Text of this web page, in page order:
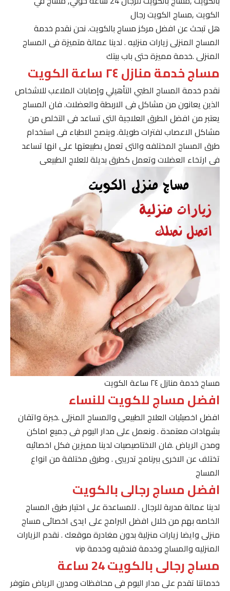
الكويت ,مساج الكويت رجال
هل تبحث عن افضل مركز مساج بالكويت. نحن نقدم خدمة
المساج المنزلى زيارات منزليه . لدينا عمالة متميزة فى المساج
المنزلى .خدمة مميزة حتى باب بيتك
مساج خدمة منازل ٢٤ ساعة الكويت
نقدم خدمة المساج الطبي التأهيلي وإصابات الملاعب للاشخاص
الذين يعانون من مشاكل فى الاربطة والعضلات. فان المساج
يعتبر من افضل الطرق العلاجية التى تساعد فى التخلص من
مشاكل الاعصاب لفترات طويلة. وينصح الاطباء فى استخدام
طرق المساج المختلفه والتى تعمل بطبيعتها على انها تساعد
فى ارتخاء العضلات وتعمل كطرق بديلة للعلاج الطبيعى
مساج خدمة منازل ٢٤ ساعة الكويت
افضل مساج للكويت للنساء
افضل اخصيئيات العلاج الطبيعى والمساج المنزلى .خبرة واتقان
بشهادات معتمدة . ونعمل على مدار اليوم فى جميع اماكن
ومدن الرياض .فان الاختاصيصيات لدينا مميزين فكل اخصائيه
تختلف عن الاخرى ببرنامج تدريبى . وطرق مختلفة من انواع
المساج
افضل مساج رجالى بالكويت
لدينا عمالة مدربة للرجال . للمساعدة على اختيار طرق المساج
الخاصه بهم من خلال افضل البرامج على ايدى اخصائى مساج
منزلى وايضا زيارات منزلية بدون مغادرة موقعك . نقدم الزيارات
المنزليه والمساج وخدمة فندقيه وخدمة vip
مساج رجالى بالكويت 24 ساعة
خدماتنا تقدم على مدار اليوم فى محافظات ومدرن الرياض متوفر